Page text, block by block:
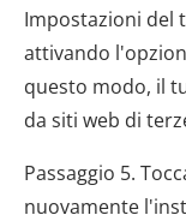
Impostazioni del
attivando
questo modo, il
da siti web di
Passaggio 5.
nuovamente